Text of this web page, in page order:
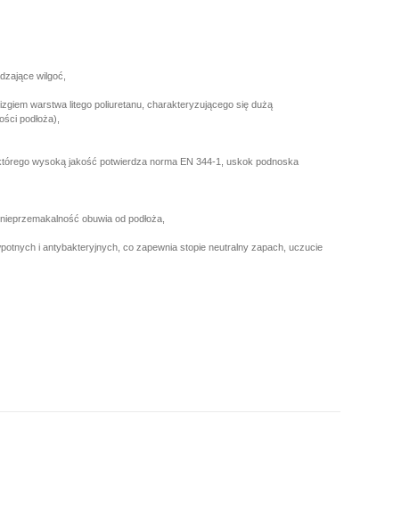
wilgoć,
warstwa litego poliuretanu, charakteryzującego się dużą
podłoża),
wysoką jakość potwierdza norma EN 344-1, uskok podnoska
obuwia od podłoża,
i antybakteryjnych, co zapewnia stopie neutralny zapach, uczucie